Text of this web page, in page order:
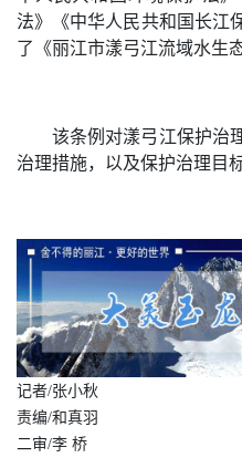
法》《中华人民共和国长江
了《丽江市漾弓江流域水生
该条例对漾弓江保护治
治理措施，以及保护治理目
记者/张小秋
责编/和真羽
二审/李 桥